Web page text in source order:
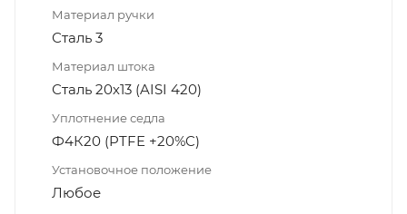
Материал ручки
Сталь 3
Материал штока
Сталь 20х13 (AISI 420)
Уплотнение седла
Ф4К20 (PTFE +20%C)
Установочное положение
Любое